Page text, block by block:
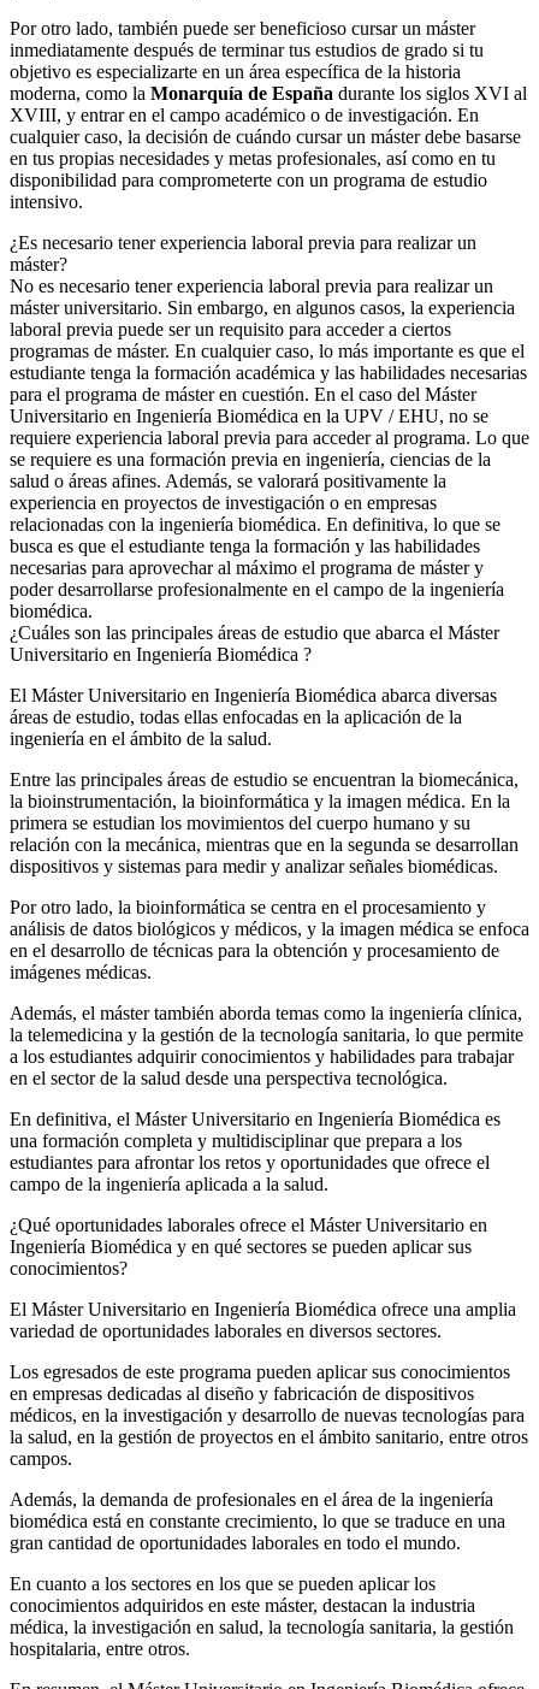
Por otro lado, también puede ser beneficioso cursar un máster
inmediatamente después de terminar tus estudios de grado si tu
objetivo es especializarte en un área específica de la historia
moderna, como la Monarquía de España durante los siglos XVI al
XVIII, y entrar en el campo académico o de investigación. En
cualquier caso, la decisión de cuándo cursar un máster debe basarse
en tus propias necesidades y metas profesionales, así como en tu
disponibilidad para comprometerte con un programa de estudio
intensivo.
¿Es necesario tener experiencia laboral previa para realizar un
máster?
No es necesario tener experiencia laboral previa para realizar un
máster universitario. Sin embargo, en algunos casos, la experiencia
laboral previa puede ser un requisito para acceder a ciertos
programas de máster. En cualquier caso, lo más importante es que el
estudiante tenga la formación académica y las habilidades necesarias
para el programa de máster en cuestión. En el caso del Máster
Universitario en Ingeniería Biomédica en la UPV / EHU, no se
requiere experiencia laboral previa para acceder al programa. Lo que
se requiere es una formación previa en ingeniería, ciencias de la
salud o áreas afines. Además, se valorará positivamente la
experiencia en proyectos de investigación o en empresas
relacionadas con la ingeniería biomédica. En definitiva, lo que se
busca es que el estudiante tenga la formación y las habilidades
necesarias para aprovechar al máximo el programa de máster y
poder desarrollarse profesionalmente en el campo de la ingeniería
biomédica.
¿Cuáles son las principales áreas de estudio que abarca el Máster
Universitario en Ingeniería Biomédica ?
El Máster Universitario en Ingeniería Biomédica abarca diversas
áreas de estudio, todas ellas enfocadas en la aplicación de la
ingeniería en el ámbito de la salud.
Entre las principales áreas de estudio se encuentran la biomecánica,
la bioinstrumentación, la bioinformática y la imagen médica. En la
primera se estudian los movimientos del cuerpo humano y su
relación con la mecánica, mientras que en la segunda se desarrollan
dispositivos y sistemas para medir y analizar señales biomédicas.
Por otro lado, la bioinformática se centra en el procesamiento y
análisis de datos biológicos y médicos, y la imagen médica se enfoca
en el desarrollo de técnicas para la obtención y procesamiento de
imágenes médicas.
Además, el máster también aborda temas como la ingeniería clínica,
la telemedicina y la gestión de la tecnología sanitaria, lo que permite
a los estudiantes adquirir conocimientos y habilidades para trabajar
en el sector de la salud desde una perspectiva tecnológica.
En definitiva, el Máster Universitario en Ingeniería Biomédica es
una formación completa y multidisciplinar que prepara a los
estudiantes para afrontar los retos y oportunidades que ofrece el
campo de la ingeniería aplicada a la salud.
¿Qué oportunidades laborales ofrece el Máster Universitario en
Ingeniería Biomédica y en qué sectores se pueden aplicar sus
conocimientos?
El Máster Universitario en Ingeniería Biomédica ofrece una amplia
variedad de oportunidades laborales en diversos sectores.
Los egresados de este programa pueden aplicar sus conocimientos
en empresas dedicadas al diseño y fabricación de dispositivos
médicos, en la investigación y desarrollo de nuevas tecnologías para
la salud, en la gestión de proyectos en el ámbito sanitario, entre otros
campos.
Además, la demanda de profesionales en el área de la ingeniería
biomédica está en constante crecimiento, lo que se traduce en una
gran cantidad de oportunidades laborales en todo el mundo.
En cuanto a los sectores en los que se pueden aplicar los
conocimientos adquiridos en este máster, destacan la industria
médica, la investigación en salud, la tecnología sanitaria, la gestión
hospitalaria, entre otros.